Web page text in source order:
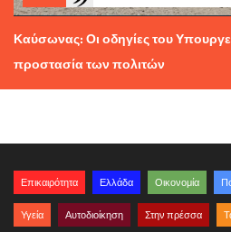
Καύσωνας: Οι οδηγίες του
προστασία των πολιτών
Επικαιρότητα Ελλάδα Οικονομία
Υγεία Αυτοδιοίκηση Στην πρέσσα